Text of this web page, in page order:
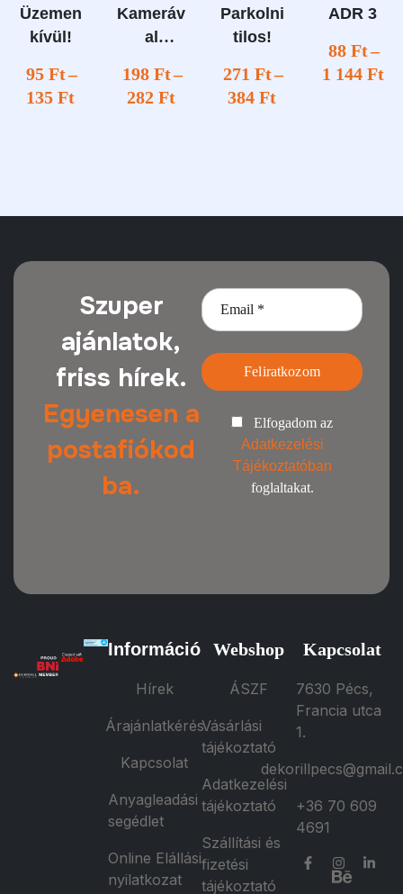
Üzemen
kívül!
95 Ft–
135 Ft
Kameráv
al
lt terület
198 Ft–
282 Ft
Parkolni
tilos!
271 Ft–
384 Ft
ADR 3
88 Ft–
1 144 Ft
Szuper
ajánlatok,
friss hírek.
Egyenesen a
postafiókod
ba.
Feliratkozom
Elfogadom az
Adatkezelési
Tájékoztatóban
foglaltakat.
Információ
Hírek
Árajánlatkérés
Kapcsolat
Anyagleadási
segédlet
Online Elállási
nyilatkozat
Webshop
ÁSZF
Vásárlási
tájékoztató
Adatkezelési
tájékoztató
Szállítási és
fizetési
tájékoztató
Kapcsolat
7630 Pécs,
Francia utca
1.
+36 70 609
4691